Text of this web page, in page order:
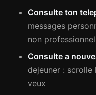
Consulte ton
messages
non
Consulte a
dejeuner :
veux